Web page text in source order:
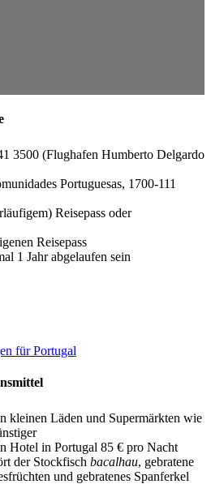
3500 (Flughafen Humberto Delgardo
Portuguesas, 1700-111
Reisepass oder
Reisepass
1 Jahr abgelaufen sein
für Portugal
kleinen Läden und Supermärkten wie
Hotel in Portugal 85 € pro Nacht
der Stockfisch bacalhau, gebratene
und gebratenes Spanferkel